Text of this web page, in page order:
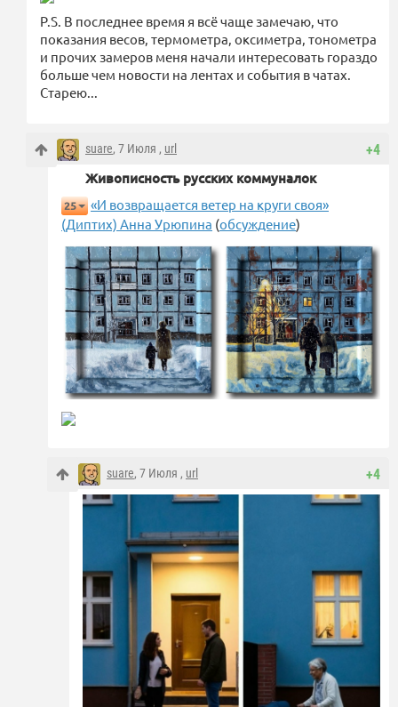
P.S. В последнее время я всё чаще замечаю, что
показания весов, термометра, оксиметра, тонометра
и прочих замеров меня начали интересовать гораздо
больше чем новости на лентах и события в чатах.
Старею...
+4
suare, 7 Июля , url
Живописность русских коммуналок
25
«И возвращается ветер на круги своя»
(Диптих) Анна Урюпина (обсуждение)
+4
suare, 7 Июля , url